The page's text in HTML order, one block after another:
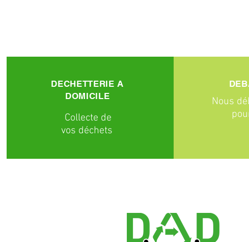
DECHETTERIE A
DOMICILE
Collecte de
vos déchets
Nous